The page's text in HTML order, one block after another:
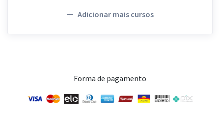
Adicionar mais cursos
Forma de pagamento